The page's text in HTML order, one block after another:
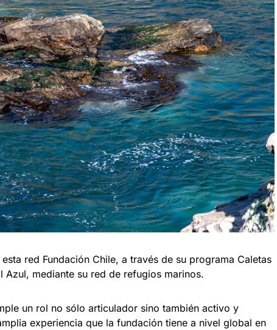
red Fundación Chile, a través de su programa Caletas
Azul, mediante su red de refugios marinos.
un rol no sólo articulador sino también activo y
experiencia que la fundación tiene a nivel global en